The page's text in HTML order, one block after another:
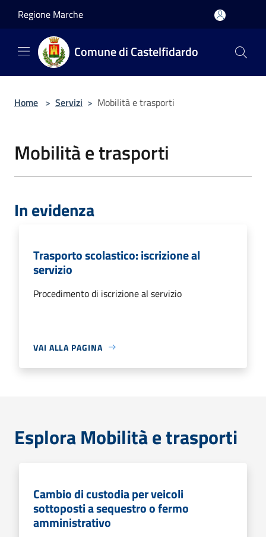
Regione Marche
Comune di Castelfidardo
Home > Servizi > Mobilità e trasporti
Mobilità e trasporti
In evidenza
Trasporto scolastico: iscrizione al
servizio
Procedimento di iscrizione al servizio
VAI ALLA PAGINA
Esplora Mobilità e trasporti
Cambio di custodia per veicoli
sottoposti a sequestro o fermo
amministrativo